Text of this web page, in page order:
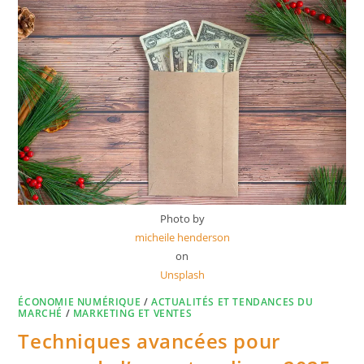
Photo by
micheile henderson
on
Unsplash
ÉCONOMIE NUMÉRIQUE /ACTUALITÉS ET TENDANCES DU
MARCHÉ / MARKETING ET VENTES
Techniques avancées pour